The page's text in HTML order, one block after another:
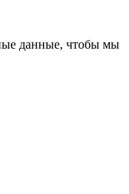
данные, чтобы мы